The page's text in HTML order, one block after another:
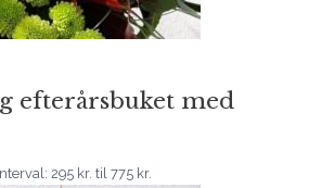
efterårsbuket med
295 kr. til 775 kr.